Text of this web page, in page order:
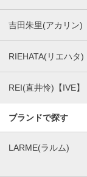
吉田朱里(アカリン)
RIEHATA(リエハタ)
REI(直井怜)【IVE】
ブランドで探す
LARME(ラルム)